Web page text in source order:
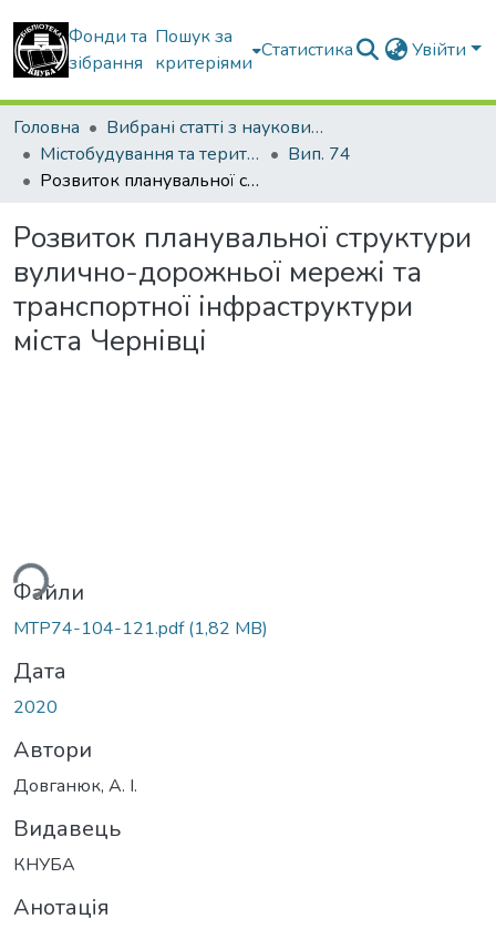
Фонди та
зібрання
Пошук за
критеріями
Статистика Увійти
Головна
Вибрані статті з наукових збірників КНУБА
Містобудування та територіальне планування
Вип. 74
Розвиток планувальної структури вулично-дорожньої мережі та транспортної інфраструктури міста Чернівці
Розвиток планувальної структури
вулично-дорожньої мережі та
транспортної інфраструктури
міста Чернівці
Файли
MTP74-104-121.pdf(1,82 MB)
Дата
2020
Автори
Довганюк, А. І.
Видавець
КНУБА
Анотація